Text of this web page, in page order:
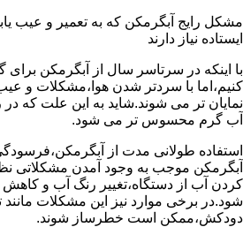
مشکل رایج آبگرمکن که به تعمیر و عیب
ایستاده نیاز دارند
با اینکه در سرتاسر سال از آبگرمکن
کنیم،اما با سردتر شدن هوا،مشکلات و
نمایان تر می شوند.شاید به این علت که
آب گرم محسوس تر می شود.
استفاده طولانی مدت از
آبگرمکن موجب به وجود آمدن مشکلاتی
کردن آب از دستگاه،تغییر رنگ آب و
شود.در برخی موارد نیز این مشکلات مانند
دودکش،ممکن است خطرساز شوند.